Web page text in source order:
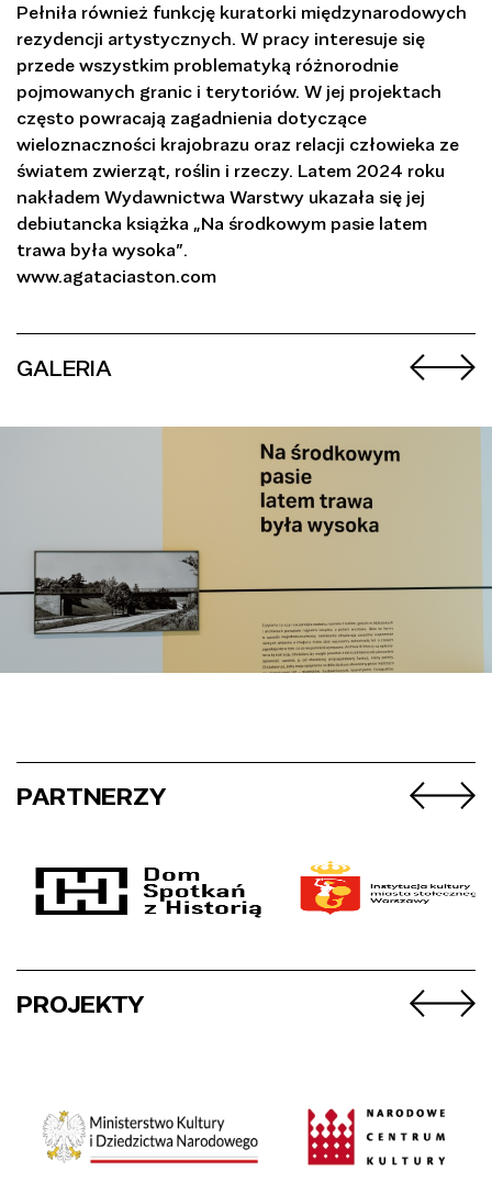
Pełniła również funkcję kuratorki międzynarodowych
rezydencji artystycznych. W pracy interesuje się
przede wszystkim problematyką różnorodnie
pojmowanych granic i terytoriów. W jej projektach
często powracają zagadnienia dotyczące
wieloznaczności krajobrazu oraz relacji człowieka ze
światem zwierząt, roślin i rzeczy. Latem 2024 roku
nakładem Wydawnictwa Warstwy ukazała się jej
debiutancka książka „Na środkowym pasie latem
trawa była wysoka”.
www.agataciaston.com
GALERIA
PARTNERZY
PROJEKTY